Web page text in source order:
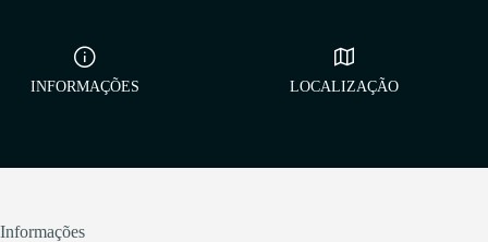
INFORMAÇÕES LOCALIZAÇÃO
Informações